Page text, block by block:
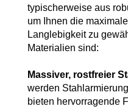
typischerweise aus
um Ihnen die
Langlebigkeit zu
Materialien sind:
Massiver, rostfreier
werden
bieten hervorragende